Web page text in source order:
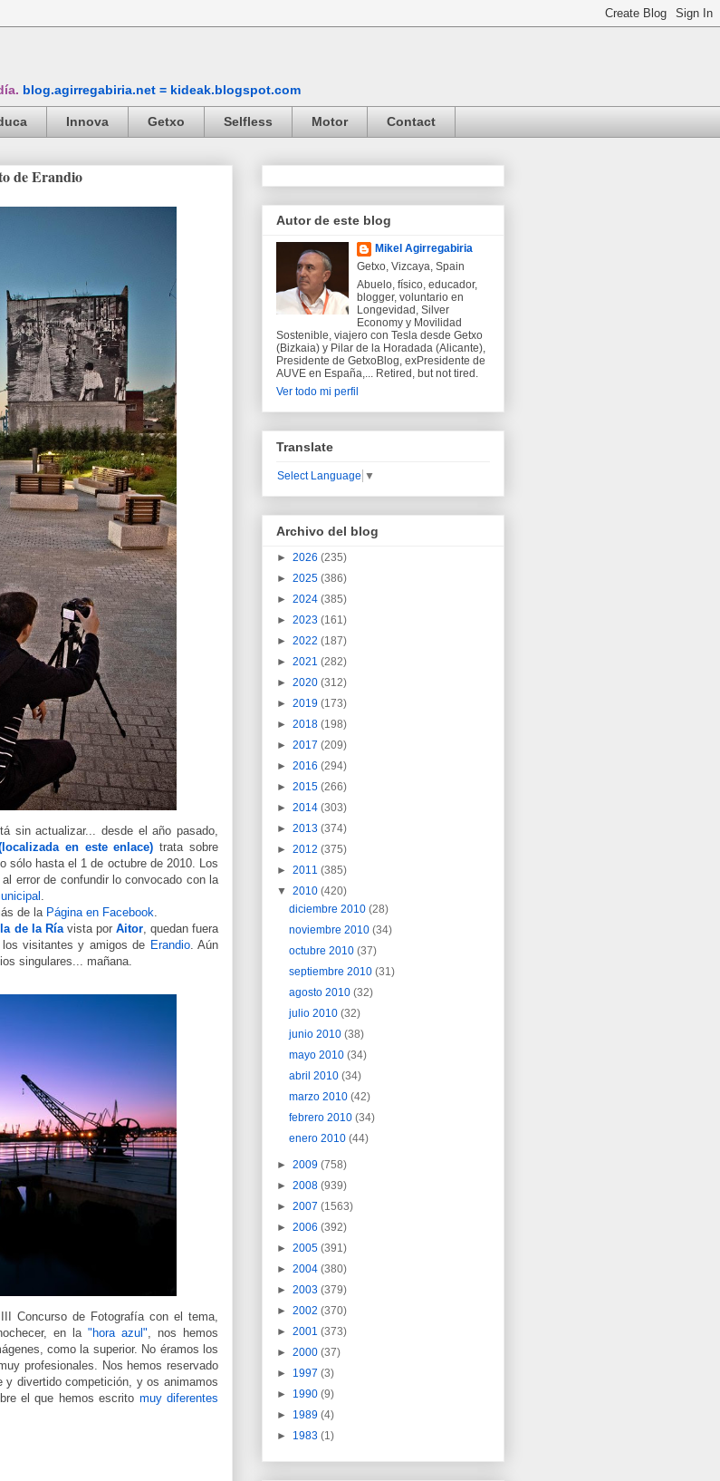
blog.agirregabiria.net = kideak.blogspot.com
Innova Getxo Selfless Motor Contact
de Erandio
sin actualizar... desde el año pasado,
en este enlace) trata sobre
sólo hasta el 1 de octubre de 2010. Los
error de confundir lo convocado con la
de la Página en Facebook
de la Ríavista por Aitor, quedan fuera
visitantes y amigos de Erandio. Aún
singulares... mañana.
Concurso de Fotografía con el tema,
en la"hora azul" , nos hemos
como la superior. No éramos los
profesionales. Nos hemos reservado
y divertido competición, y os animamos
el que hemos escrito muy diferentes
Autor de este blog
Mikel Agirregabiria
Getxo, Vizcaya, Spain
Abuelo, físico, educador,
blogger, voluntario en
Longevidad, Silver
Economy y Movilidad
Sostenible, viajero con Tesla desde Getxo
(Bizkaia) y Pilar de la Horadada (Alicante),
Presidente de GetxoBlog, exPresidente de
AUVE en España,... Retired, but not tired.
Ver todo mi perfil
Translate
Select Language ▼
Archivo del blog
► 2026 (235)
► 2025 (386)
► 2024 (385)
► 2023 (161)
► 2022 (187)
► 2021 (282)
► 2020 (312)
► 2019 (173)
► 2018 (198)
► 2017 (209)
► 2016 (294)
► 2015 (266)
► 2014 (303)
► 2013 (374)
► 2012 (375)
► 2011 (385)
▼ 2010 (420)
diciembre 2010(28)
noviembre 2010(34)
octubre 2010(37)
septiembre 2010(31)
agosto 2010(32)
julio 2010(32)
junio 2010(38)
mayo 2010(34)
abril 2010(34)
marzo 2010(42)
febrero 2010(34)
enero 2010(44)
► 2009 (758)
► 2008 (939)
► 2007 (1563)
► 2006 (392)
► 2005 (391)
► 2004 (380)
► 2003 (379)
► 2002 (370)
► 2001 (373)
► 2000 (37)
► 1997 (3)
► 1990 (9)
► 1989 (4)
► 1983 (1)